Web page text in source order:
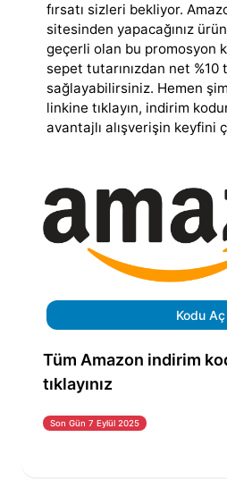
fırsatı sizleri bekliyor.
sitesinden yapacağınız
geçerli olan bu promosyon
sepet tutarınızdan net %10
sağlayabilirsiniz. Hemen
linkine tıklayın, indirim
avantajlı alışverişin keyfini
Kodu Aç
Tüm Amazon indirim
tıklayınız
Son Gün 7 Eylül 2025